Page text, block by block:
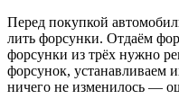
Перед покупкой
лить форсунки. Отдаём
форсунки из трёх нужно
форсунок, устанавливаем
ничего не изменилось —